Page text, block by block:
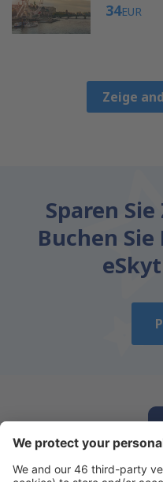
34EUR
Zeige
Sparen
Buchen